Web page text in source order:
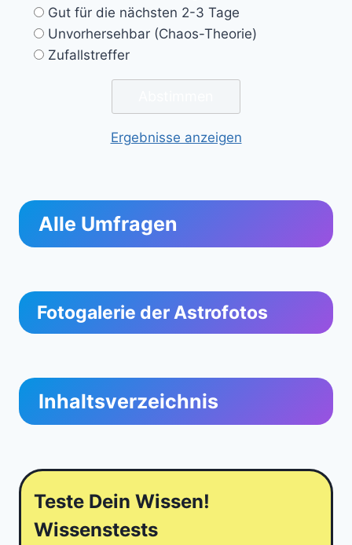
Gut für die nächsten 2-3 Tage
Unvorhersehbar (Chaos-Theorie)
Zufallstreffer
Ergebnisse anzeigen
Alle Umfragen
Fotogalerie der Astrofotos
Inhaltsverzeichnis
Teste Dein Wissen!
Wissenstests